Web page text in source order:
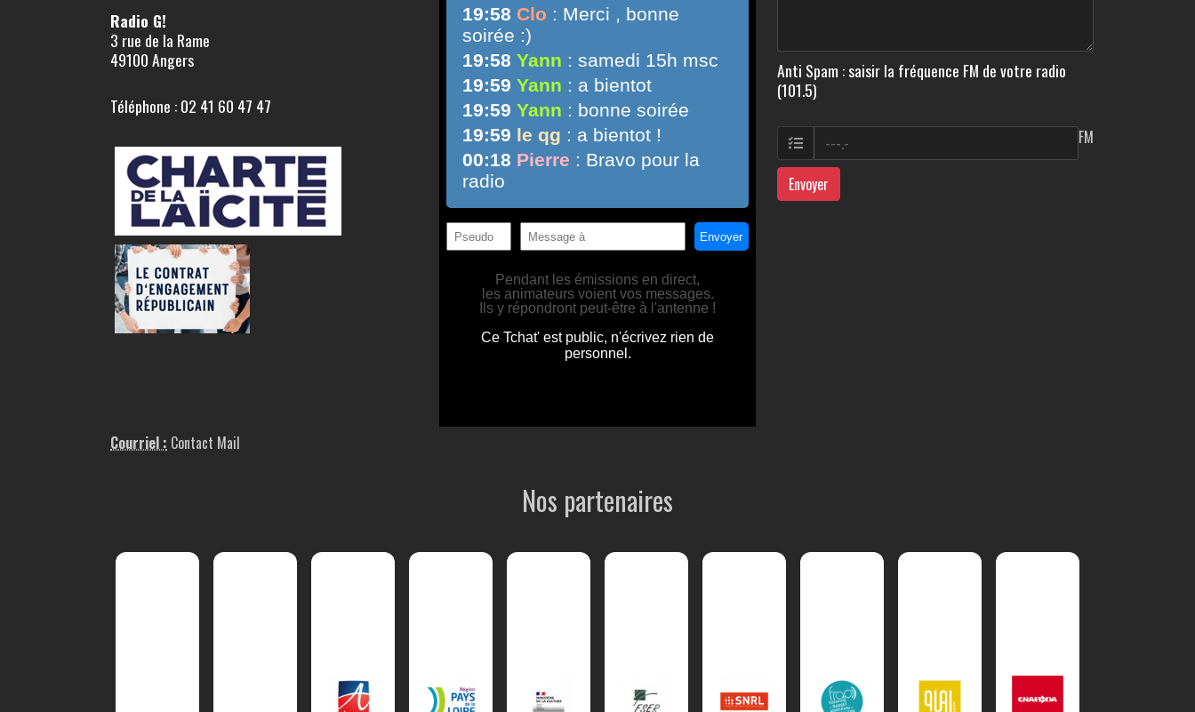
Radio G!
3 rue de la Rame
49100 Angers
Téléphone : 02 41 60 47 47
Courriel : Contact Mail
Anti Spam : saisir la fréquence FM de votre radio
(101.5)
FM
Envoyer
Nos partenaires